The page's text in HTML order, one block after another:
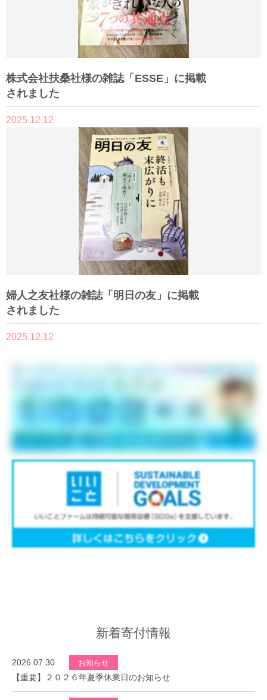
株式会社扶桑社様の雑誌「ESSE」に掲載
されました
2025.12.12
婦人之友社様の雑誌「明日の友」に掲載
されました
2025.12.12
新着寄付情報
2026.07.30 お知らせ
【重要】２０２６年夏季休業日のお知らせ